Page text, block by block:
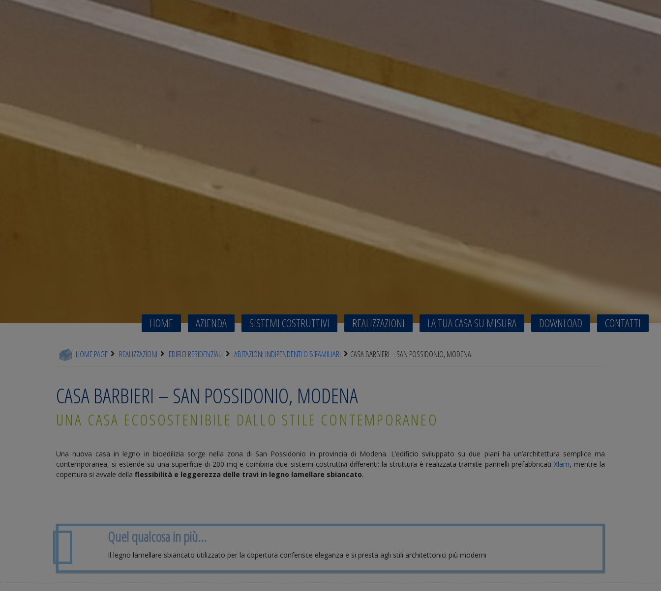
HOME AZIENDA SISTEMI COSTRUTTIVI REALIZZAZIONI LA TUA CASA SU MISURA DOWNLOAD CONTATTI
HOME PAGE REALIZZAZIONI EDIFICI RESIDENZIALI ABITAZIONI INDIPENDENTI O BIFAMILIARI CASA BARBIERI – SAN POSSIDONIO, MODENA
CASA BARBIERI – SAN POSSIDONIO, MODENA
UNA CASA ECOSOSTENIBILE DALLO STILE CONTEMPORANEO
Una nuova casa in legno in bioedilizia sorge nella zona di San Possidonio in provincia di Modena. L’edificio sviluppato su due piani ha un’architettura semplice ma
contemporanea, si estende su una superficie di 200 mq e combina due sistemi costruttivi differenti: la struttura è realizzata tramite pannelli prefabbricati Xlam, mentre la
copertura si avvale della flessibilità e leggerezza delle travi in legno lamellare sbiancato.
Quel qualcosa in più...
Il legno lamellare sbiancato utilizzato per la copertura conferisce eleganza e si presta agli stili architettonici più moderni